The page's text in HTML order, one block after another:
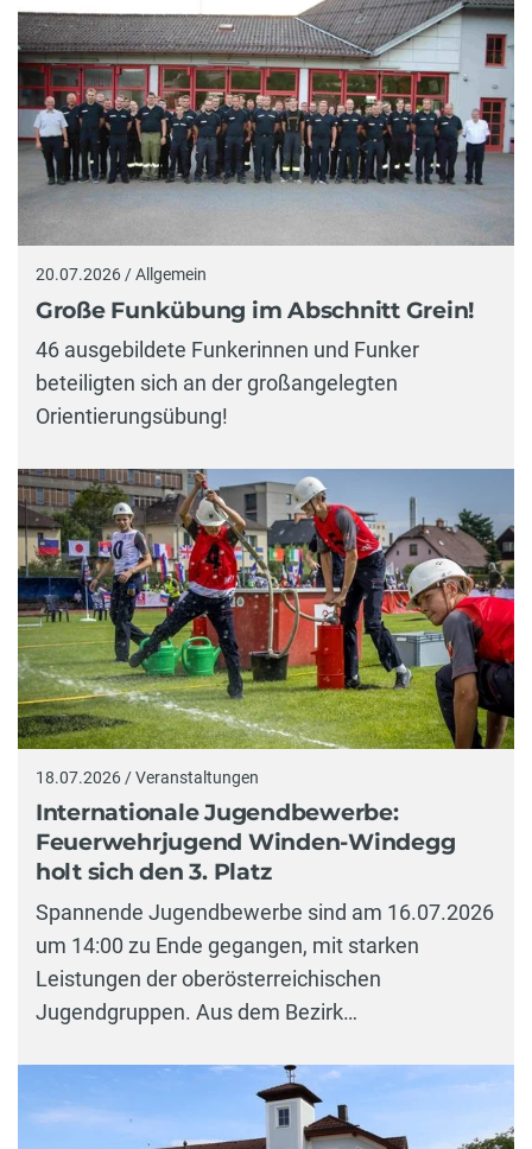
20.07.2026 / Allgemein
Große Funkübung im Abschnitt Grein!
46 ausgebildete Funkerinnen und Funker
beteiligten sich an der großangelegten
Orientierungsübung!
18.07.2026 / Veranstaltungen
Internationale Jugendbewerbe:
Feuerwehrjugend Winden-Windegg
holt sich den 3. Platz
Spannende Jugendbewerbe sind am 16.07.2026
um 14:00 zu Ende gegangen, mit starken
Leistungen der oberösterreichischen
Jugendgruppen. Aus dem Bezirk…